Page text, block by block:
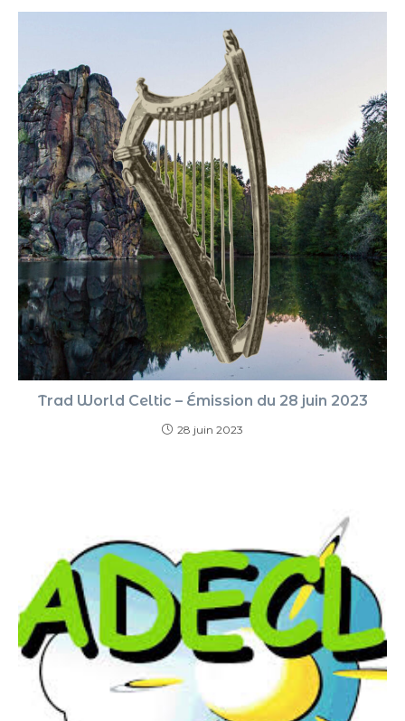
Trad World Celtic – Émission du 28 juin 2023
28 juin 2023